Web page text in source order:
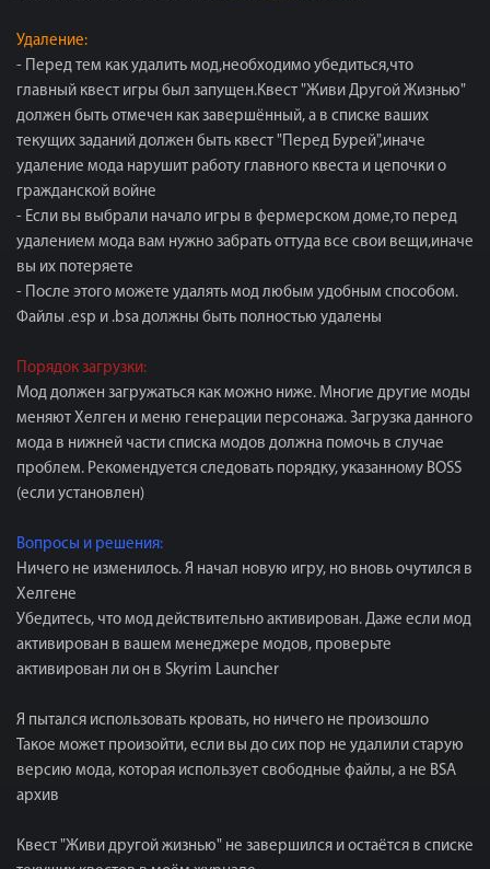
Удаление:
- Перед тем как удалить мод,необходимо убедиться,что
главный квест игры был запущен.Квест "Живи Другой Жизнью"
должен быть отмечен как завершённый, а в списке ваших
текущих заданий должен быть квест "Перед Бурей",иначе
удаление мода нарушит работу главного квеста и цепочки о
гражданской войне
- Если вы выбрали начало игры в фермерском доме,то перед
удалением мода вам нужно забрать оттуда все свои вещи,иначе
вы их потеряете
- После этого можете удалять мод любым удобным способом.
Файлы .esp и .bsa должны быть полностью удалены
Порядок загрузки:
Мод должен загружаться как можно ниже. Многие другие моды
меняют Хелген и меню генерации персонажа. Загрузка данного
мода в нижней части списка модов должна помочь в случае
проблем. Рекомендуется следовать порядку, указанному BOSS
(если установлен)
Вопросы и решения:
Ничего не изменилось. Я начал новую игру, но вновь очутился в
Хелгене
Убедитесь, что мод действительно активирован. Даже если мод
активирован в вашем менеджере модов, проверьте
активирован ли он в Skyrim Launcher
Я пытался использовать кровать, но ничего не произошло
Такое может произойти, если вы до сих пор не удалили старую
версию мода, которая использует свободные файлы, а не BSA
архив
Квест "Живи другой жизнью" не завершился и остаётся в списке